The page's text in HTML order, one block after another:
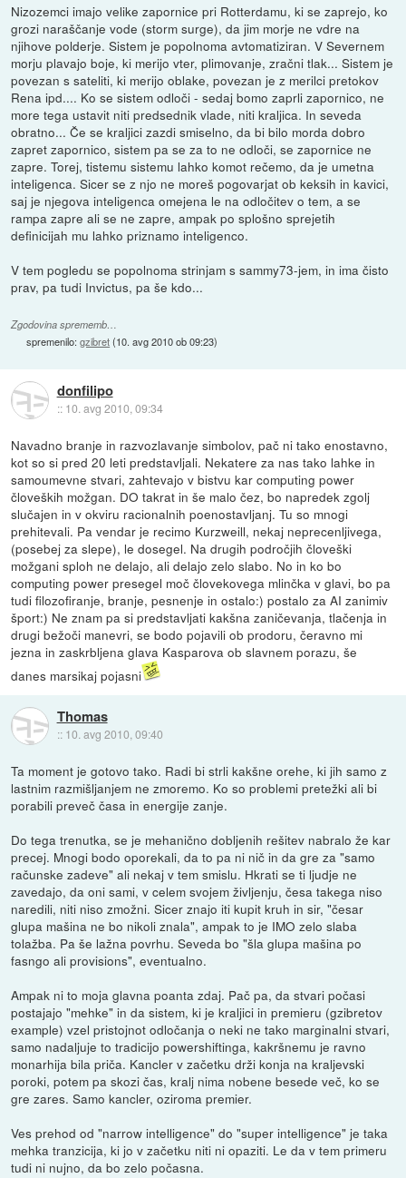
Nizozemci imajo velike zapornice pri Rotterdamu, ki se zaprejo, ko
grozi naraščanje vode (storm surge), da jim morje ne vdre na
njihove polderje. Sistem je popolnoma avtomatiziran. V Severnem
morju plavajo boje, ki merijo vter, plimovanje, zračni tlak... Sistem je
povezan s sateliti, ki merijo oblake, povezan je z merilci pretokov
Rena ipd.... Ko se sistem odloči - sedaj bomo zaprli zapornico, ne
more tega ustavit niti predsednik vlade, niti kraljica. In seveda
obratno... Če se kraljici zazdi smiselno, da bi bilo morda dobro
zapret zapornico, sistem pa se za to ne odloči, se zapornice ne
zapre. Torej, tistemu sistemu lahko komot rečemo, da je umetna
inteligenca. Sicer se z njo ne moreš pogovarjat ob keksih in kavici,
saj je njegova inteligenca omejena le na odločitev o tem, a se
rampa zapre ali se ne zapre, ampak po splošno sprejetih
definicijah mu lahko priznamo inteligenco.
V tem pogledu se popolnoma strinjam s sammy73-jem, in ima čisto
prav, pa tudi Invictus, pa še kdo...
Zgodovina sprememb…
spremenilo:gzibret(10. avg 2010 ob 09:23)
donfilipo
:: 10. avg 2010, 09:34
Navadno branje in razvozlavanje simbolov, pač ni tako enostavno,
kot so si pred 20 leti predstavljali. Nekatere za nas tako lahke in
samoumevne stvari, zahtevajo v bistvu kar computing power
človeških možgan. DO takrat in še malo čez, bo napredek zgolj
slučajen in v okviru racionalnih poenostavljanj. Tu so mnogi
prehitevali. Pa vendar je recimo Kurzweill, nekaj neprecenljivega,
(posebej za slepe), le dosegel. Na drugih področjih človeški
možgani sploh ne delajo, ali delajo zelo slabo. No in ko bo
computing power presegel moč človekovega mlinčka v glavi, bo pa
tudi filozofiranje, branje, pesnenje in ostalo:) postalo za AI zanimiv
šport:) Ne znam pa si predstavljati kakšna zaničevanja, tlačenja in
drugi bežoči manevri, se bodo pojavili ob prodoru, čeravno mi
jezna in zaskrbljena glava Kasparova ob slavnem porazu, še
danes marsikaj pojasni
Thomas
:: 10. avg 2010, 09:40
Ta moment je gotovo tako. Radi bi strli kakšne orehe, ki jih samo z
lastnim razmišljanjem ne zmoremo. Ko so problemi pretežki ali bi
porabili preveč časa in energije zanje.
Do tega trenutka, se je mehanično dobljenih rešitev nabralo že kar
precej. Mnogi bodo oporekali, da to pa ni nič in da gre za "samo
računske zadeve" ali nekaj v tem smislu. Hkrati se ti ljudje ne
zavedajo, da oni sami, v celem svojem življenju, česa takega niso
naredili, niti niso zmožni. Sicer znajo iti kupit kruh in sir, "česar
glupa mašina ne bo nikoli znala", ampak to je IMO zelo slaba
tolažba. Pa še lažna povrhu. Seveda bo "šla glupa mašina po
fasngo ali provisions", eventualno.
Ampak ni to moja glavna poanta zdaj. Pač pa, da stvari počasi
postajajo "mehke" in da sistem, ki je kraljici in premieru (gzibretov
example) vzel pristojnot odločanja o neki ne tako marginalni stvari,
samo nadaljuje to tradicijo powershiftinga, kakršnemu je ravno
monarhija bila priča. Kancler v začetku drži konja na kraljevski
poroki, potem pa skozi čas, kralj nima nobene besede več, ko se
gre zares. Samo kancler, oziroma premier.
Ves prehod od "narrow intelligence" do "super intelligence" je taka
mehka tranzicija, ki jo v začetku niti ni opaziti. Le da v tem primeru
tudi ni nujno, da bo zelo počasna.